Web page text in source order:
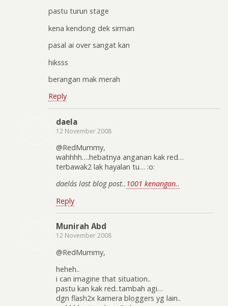
pastu turun stage
kena kendong dek sirman
pasal ai over sangat kan
hiksss
berangan mak merah
Reply
daela
12 November 2008
@RedMummy,
wahhhh….hebatnya anganan kak red…
terbawak2 lak hayalan tu… :o:
daela´s last blog post.. 1001 kenangan..
Reply
Munirah Abd
12 November 2008
@RedMummy,
heheh..
i can imagine that situation..
pastu kan kak red..tambah agi…
dgn flash2x kamera bloggers yg lain..